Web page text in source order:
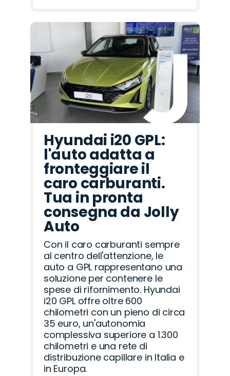
Hyundai i20 GPL:
l'auto adatta a
fronteggiare il
caro carburanti.
Tua in pronta
consegna da Jolly
Auto
Con il caro carburanti sempre
al centro dell'attenzione, le
auto a GPL rappresentano una
soluzione per contenere le
spese di rifornimento. Hyundai
i20 GPL offre oltre 600
chilometri con un pieno di circa
35 euro, un'autonomia
complessiva superiore a 1.300
chilometri e una rete di
distribuzione capillare in Italia e
in Europa.